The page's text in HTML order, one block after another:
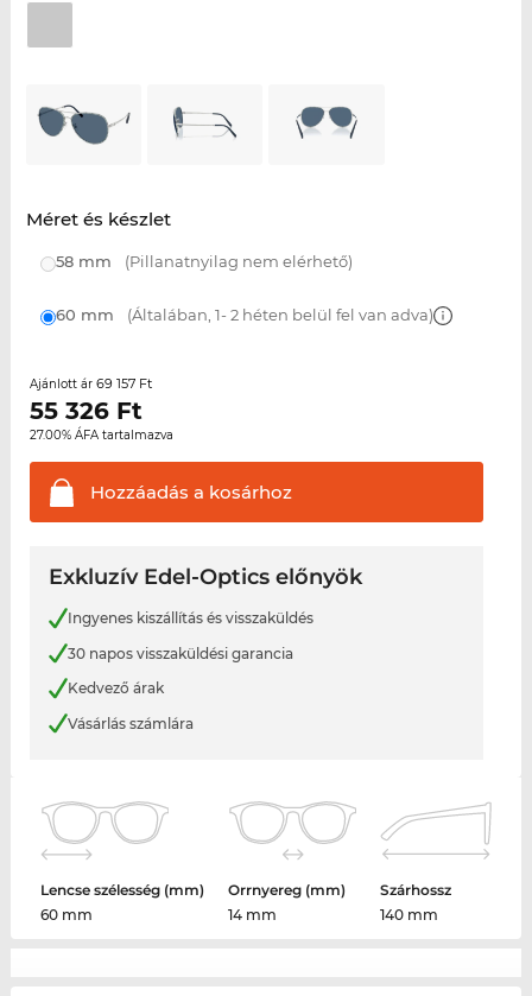
Méret és készlet
58 mm (Pillanatnyilag nem elérhető)
60 mm (Általában, 1- 2 héten belül fel van adva)
Ajánlott ár 69 157 Ft
55 326Ft
27.00% ÁFA tartalmazva
Hozzáadás a kosárhoz
Exkluzív Edel-Optics előnyök
Ingyenes kiszállítás és visszaküldés
30 napos visszaküldési garancia
Kedvező árak
Vásárlás számlára
Lencse szélesség (mm)
60 mm
Orrnyereg (mm)
14 mm
Szárhossz
140 mm